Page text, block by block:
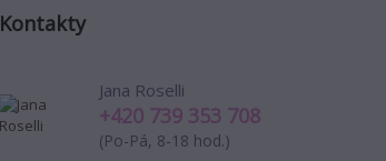
Kontakty
Jana Roselli
+420 739 353 708
(Po-Pá, 8-18 hod.)